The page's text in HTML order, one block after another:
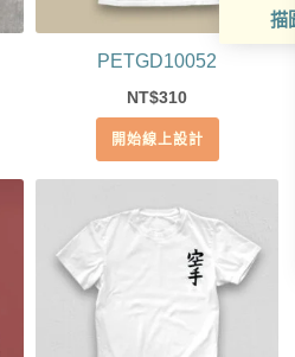
描
PETGD10052
NT$310
開始線上設計